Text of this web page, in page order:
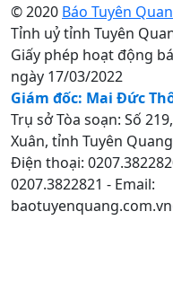
© 2020 Báo Tuyên
Tỉnh uỷ tỉnh Tuyên
Giấy phép hoạt động
ngày 17/03/2022
Giám đốc: Mai Đức
Trụ sở Tòa soạn: Số
Xuân, tỉnh Tuyên
Điện thoại:
0207.3822821 - Email: